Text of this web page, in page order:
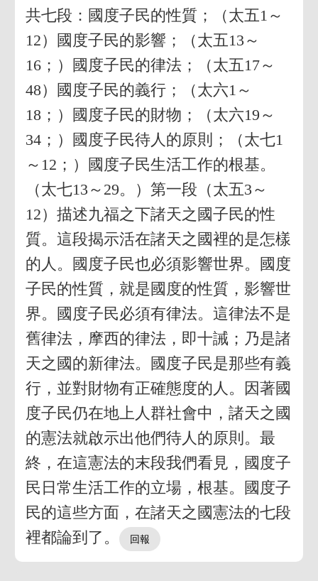
共七段：國度子民的性質；（太五1～
12）國度子民的影響；（太五13～
16；）國度子民的律法；（太五17～
48）國度子民的義行；（太六1～
18；）國度子民的財物；（太六19～
34；）國度子民待人的原則；（太七1
～12；）國度子民生活工作的根基。
（太七13～29。）第一段（太五3～
12）描述九福之下諸天之國子民的性
質。這段揭示活在諸天之國裡的是怎樣
的人。國度子民也必須影響世界。國度
子民的性質，就是國度的性質，影響世
界。國度子民必須有律法。這律法不是
舊律法，摩西的律法，即十誡；乃是諸
天之國的新律法。國度子民是那些有義
行，並對財物有正確態度的人。因著國
度子民仍在地上人群社會中，諸天之國
的憲法就啟示出他們待人的原則。最
終，在這憲法的末段我們看見，國度子
民日常生活工作的立場，根基。國度子
民的這些方面，在諸天之國憲法的七段
裡都論到了。